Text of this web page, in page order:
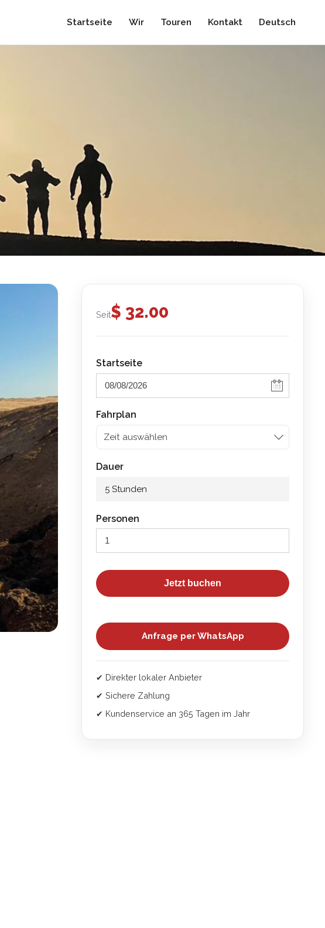
Startseite Wir Touren Kontakt Deutsch
Seit$ 32.00
Startseite
Fahrplan
Dauer
5 Stunden
Personen
Jetzt buchen
Anfrage per WhatsApp
✔ Direkter lokaler Anbieter
✔ Sichere Zahlung
✔ Kundenservice an 365 Tagen im Jahr